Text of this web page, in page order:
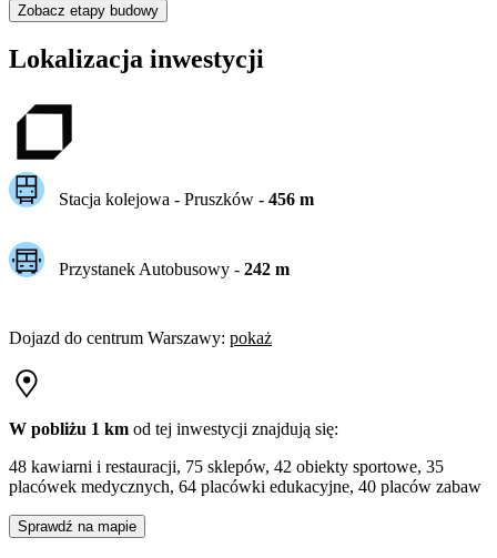
Zobacz etapy budowy
Lokalizacja inwestycji
Stacja kolejowa - Pruszków- 456m
Przystanek Autobusowy - 242m
Dojazd do centrum Warszawy: pokaż
W pobliżu 1 km od tej inwestycji znajdują się:
48 kawiarni i restauracji, 75 sklepów, 42 obiekty sportowe, 35
placówek medycznych, 64 placówki edukacyjne, 40 placów zabaw
Sprawdź na mapie